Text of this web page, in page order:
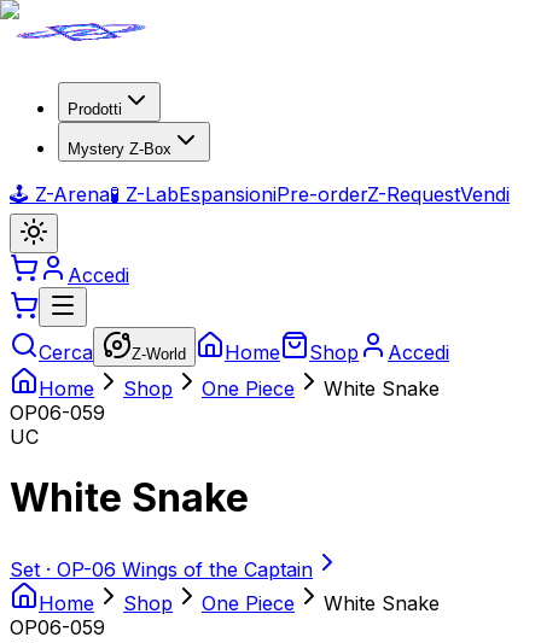
Prodotti
Mystery Z-Box
🕹️ Z-Arena🧪 Z-LabEspansioniPre-orderZ-RequestVendi
Accedi
Cerca Z-World Home Shop
Accedi
Home
Shop One Piece
White Snake
OP06-059
UC
White Snake
Set · OP-06 Wings of the Captain
Home
Shop One Piece
White Snake
OP06-059